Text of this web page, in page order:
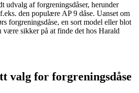
udvalg af forgreningsdåser, herunder
den populære AP 9 dåse. Uanset om
forgreningsdåse, en sort model eller blot
være sikker på at finde det hos Harald
valg for forgreningsdåse